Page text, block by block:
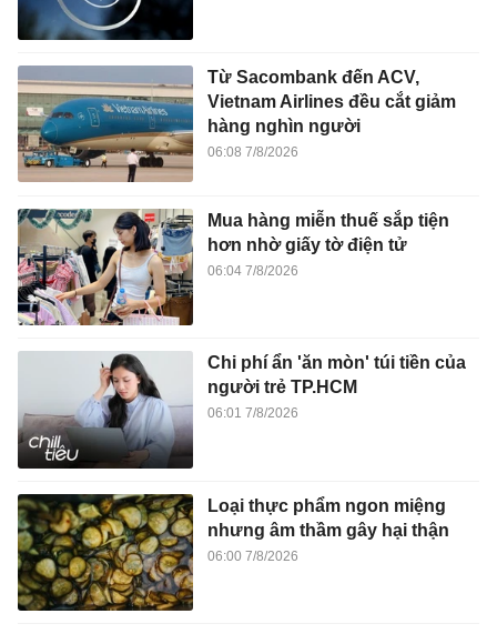
Từ Sacombank đến ACV,
Vietnam Airlines đều cắt giảm
hàng nghìn người
06:08 7/8/2026
Mua hàng miễn thuế sắp tiện
hơn nhờ giấy tờ điện tử
06:04 7/8/2026
Chi phí ẩn 'ăn mòn' túi tiền của
người trẻ TP.HCM
06:01 7/8/2026
Loại thực phẩm ngon miệng
nhưng âm thầm gây hại thận
06:00 7/8/2026